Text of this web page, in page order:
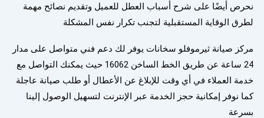
نحرص أيضًا على شرح أسباب العطل للعميل وتقديم نصائح مهمة
لطرق الوقاية المستقبلية لتجنب تكرار نفس المشكلة
مركز صيانة ثيرموفلو سخانات يوفر لك دعم فني متواصل على مدار
24 ساعة عن طريق الخط الساخن 16062 حيث يمكنك التواصل مع
خدمة العملاء في أي وقت للإبلاغ عن الأعطال أو طلب صيانة عاجلة
كما نوفر إمكانية حجز الخدمة عبر الإنترنت لتسهيل الوصول إلينا
بسرعة